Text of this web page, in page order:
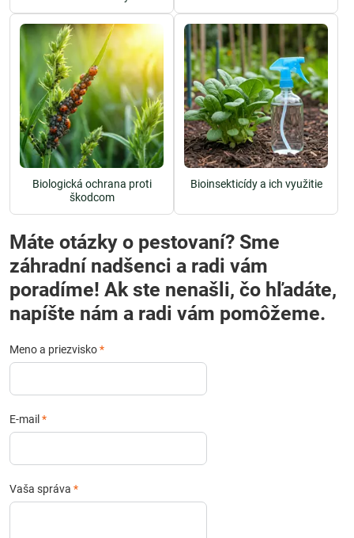
Biologická ochrana proti
škodcom
Bioinsekticídy a ich využitie
Máte otázky o pestovaní? Sme
záhradní nadšenci a radi vám
poradíme! Ak ste nenašli, čo hľadáte,
napíšte nám a radi vám pomôžeme.
Meno a priezvisko*
E-mail *
Vaša správa *